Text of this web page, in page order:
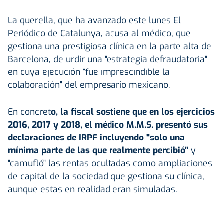
La querella, que ha avanzado este lunes El
Periódico de Catalunya, acusa al médico, que
gestiona una prestigiosa clínica en la parte alta de
Barcelona, de urdir una "estrategia defraudatoria"
en cuya ejecución "fue imprescindible la
colaboración" del empresario mexicano.
En concreto, la fiscal sostiene que en los ejercicios
2016, 2017 y 2018, el médico M.M.S. presentó sus
declaraciones de IRPF incluyendo "solo una
mínima parte de las que realmente percibió" y
"camufló" las rentas ocultadas como ampliaciones
de capital de la sociedad que gestiona su clínica,
aunque estas en realidad eran simuladas.